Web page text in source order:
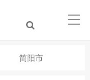
简阳市